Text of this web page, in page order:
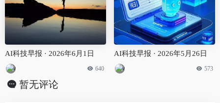
AI科技早报 · 2026年6月1日
640
AI科技早报 · 2026年5月26日
573
暂无评论